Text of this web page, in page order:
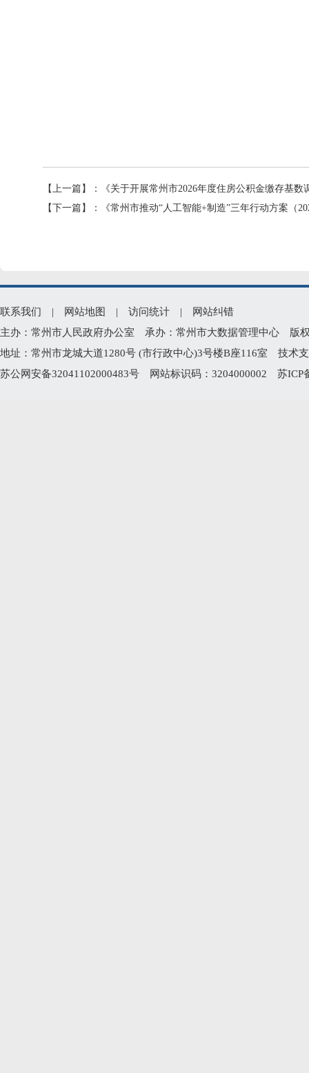
【上一篇】：
《关于开展常州市2026年度住房公积金缴存基
【下一篇】：
《常州市推动“人工智能+制造”三年行动方案（
联系我们 | 网站地图 | 访问统计 |
网站纠错
主办：常州市人民政府办公室 承办：常州市大数据管理中心 版
地址：常州市龙城大道1280号 (市行政中心)3号楼B座116室 技术
苏公网安备32041102000483号 网站标识码：3204000002 苏ICP